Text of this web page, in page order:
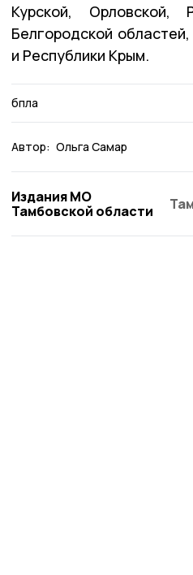
Курской, Орловской,
Белгородской
и Республики Крым.
бпла
Автор: Ольга Самар
Издания МО
Тамбовской области